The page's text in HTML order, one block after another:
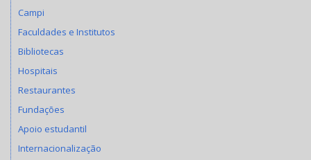
Campi
Faculdades e Institutos
Bibliotecas
Hospitais
Restaurantes
Fundações
Apoio estudantil
Internacionalização